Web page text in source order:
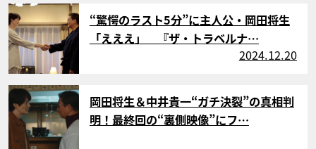
サムネイル
“驚愕のラスト5分”に主人公・岡田将生
「えええ」 『ザ・トラベルナ…
2024.12.20
サムネイル
岡田将生＆中井貴一“ガチ決裂”の真相判
明！最終回の“裏側映像”にフ…